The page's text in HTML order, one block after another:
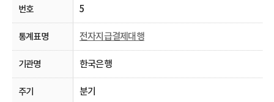
5
전자지급결제대행
한국은행
분기